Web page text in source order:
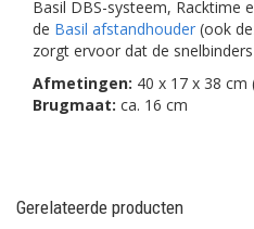
Basil DBS-systeem, Racktime
de Basil afstandhouder (ook
zorgt ervoor dat de
Afmetingen: 40 x 17 x 38
Brugmaat: ca. 16 cm
Gerelateerde producten